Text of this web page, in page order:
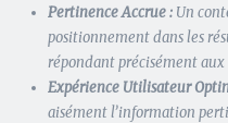
Pertinence Accrue : Un
positionnement dans les
répondant précisément
Expérience Utilisateur
aisément l’information